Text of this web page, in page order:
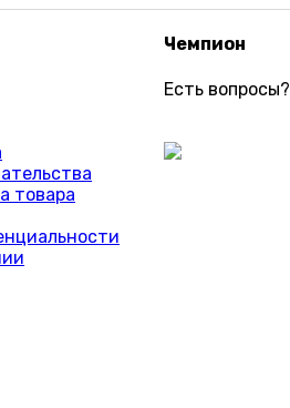
товара
Чемпион
Есть вопросы?